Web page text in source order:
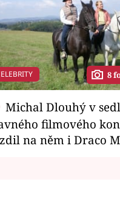
8
filmového
na něm i Draco